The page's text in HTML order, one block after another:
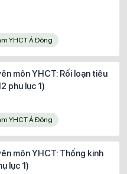
YHCT Á Đông
môn YHCT: Rối loạn tiêu
phụ lục 1)
YHCT Á Đông
môn YHCT: Thống kinh
lục 1)